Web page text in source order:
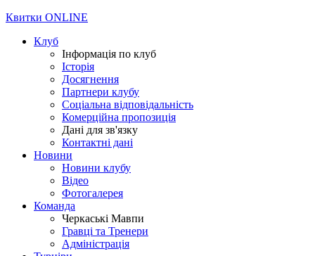
Квитки ONLINE
Клуб
Інформація по клуб
Історія
Досягнення
Партнери клубу
Соціальна відповідальність
Комерційна пропозиція
Дані для зв'язку
Контактні дані
Новини
Новини клубу
Відео
Фотогалерея
Команда
Черкаські Мавпи
Гравці та Тренери
Адміністрація